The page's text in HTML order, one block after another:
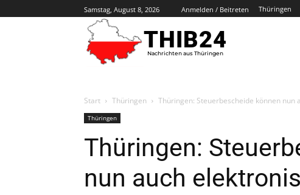
Samstag, August 8, 2026 Anmelden / Beitreten Thüringen
THIB24
Nachrichten aus Thüringen
Start Thüringen Thüringen: Steuerbescheide können
Thüringen
Thüringen:
nun auch